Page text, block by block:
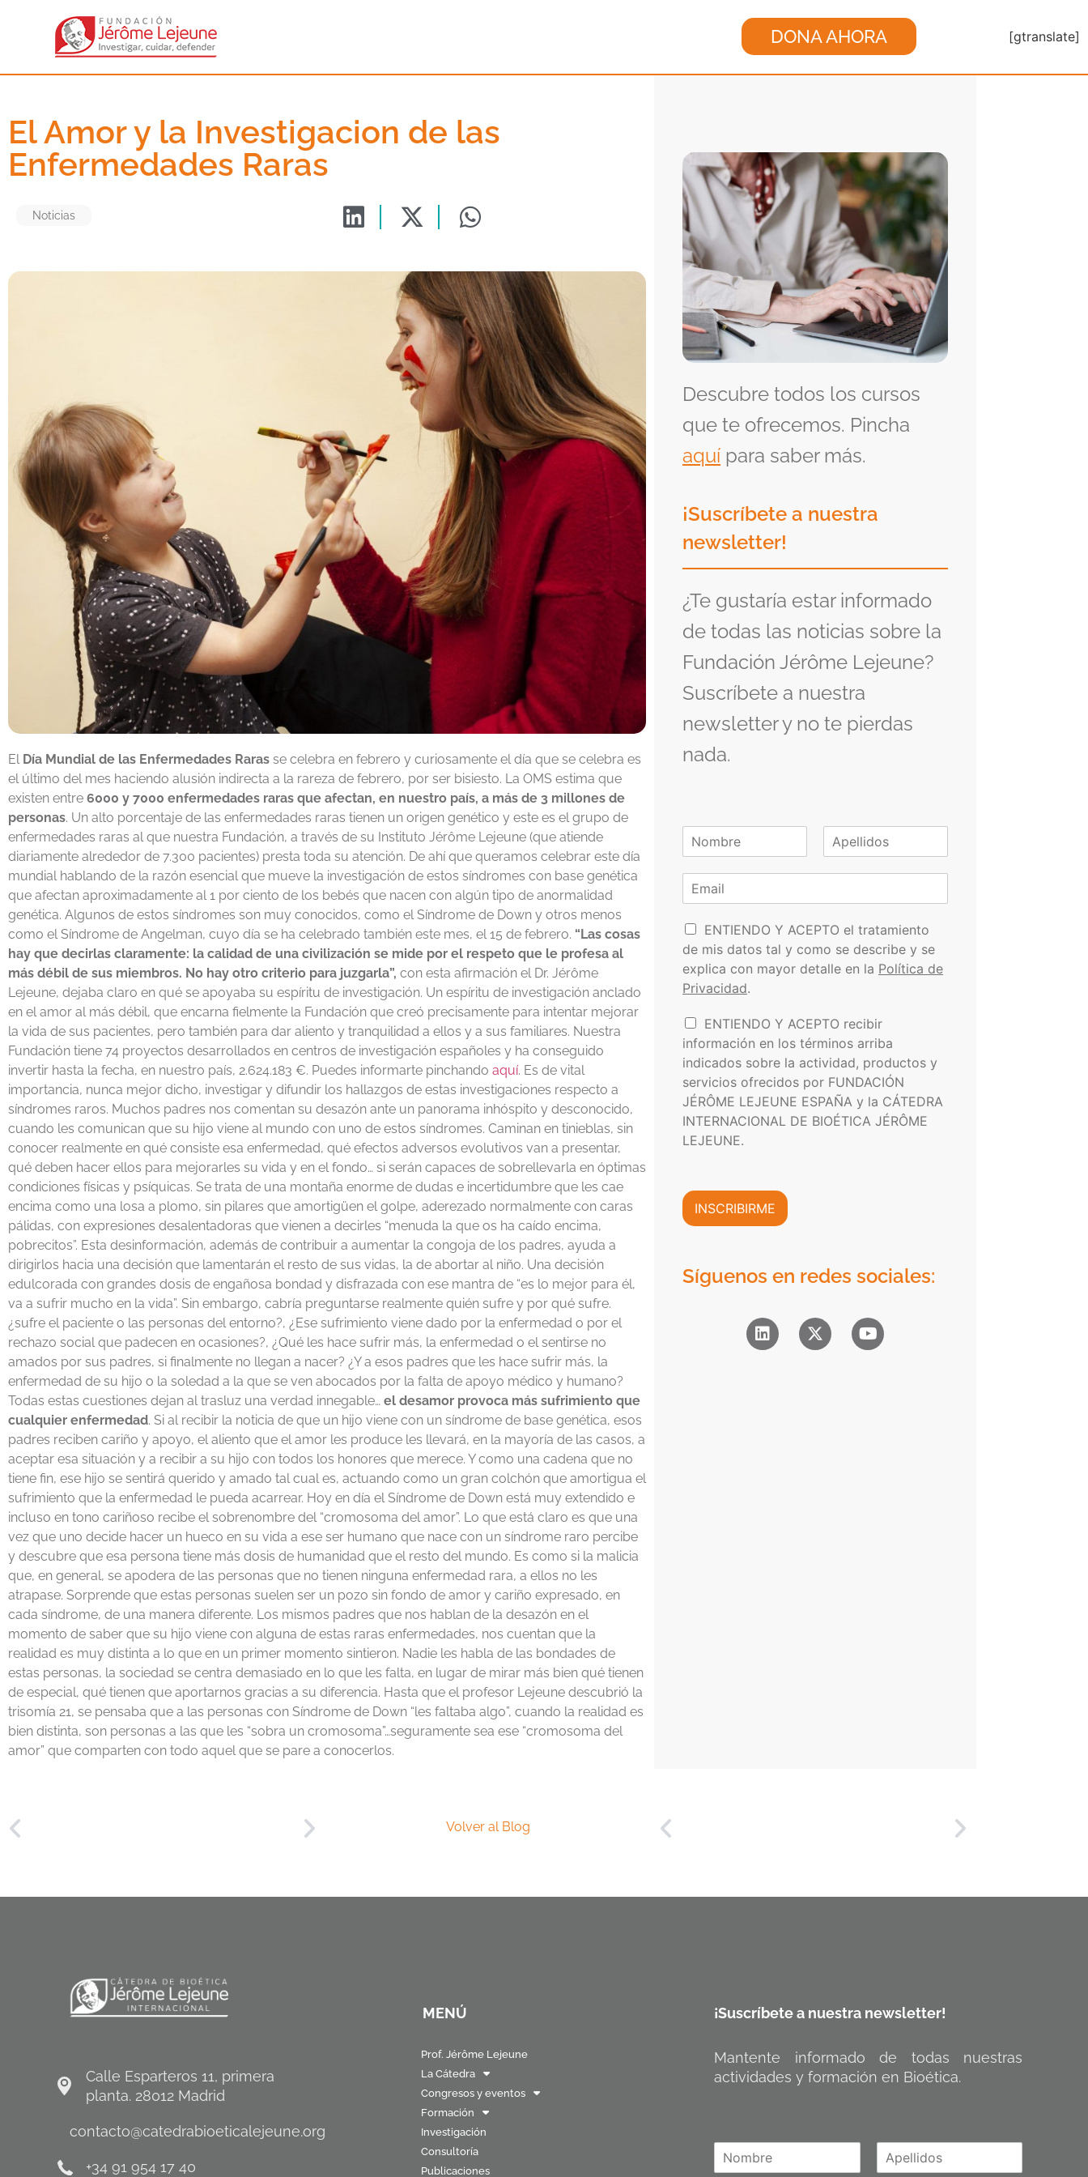
DONA AHORA [gtranslate]
El Amor y la Investigacion de las
Enfermedades Raras
Noticias
El Día Mundial de las Enfermedades Raras se celebra en febrero y curiosamente el día que se celebra es
el último del mes haciendo alusión indirecta a la rareza de febrero, por ser bisiesto. La OMS estima que
existen entre 6000 y 7000 enfermedades raras que afectan, en nuestro país, a más de 3 millones de
personas. Un alto porcentaje de las enfermedades raras tienen un origen genético y este es el grupo de
enfermedades raras al que nuestra Fundación, a través de su Instituto Jérôme Lejeune (que atiende
diariamente alrededor de 7.300 pacientes) presta toda su atención. De ahí que queramos celebrar este día
mundial hablando de la razón esencial que mueve la investigación de estos síndromes con base genética
que afectan aproximadamente al 1 por ciento de los bebés que nacen con algún tipo de anormalidad
genética. Algunos de estos síndromes son muy conocidos, como el Síndrome de Down y otros menos
como el Síndrome de Angelman, cuyo día se ha celebrado también este mes, el 15 de febrero. “Las cosas
hay que decirlas claramente: la calidad de una civilización se mide por el respeto que le profesa al
más débil de sus miembros. No hay otro criterio para juzgarla”, con esta afirmación el Dr. Jérôme
Lejeune, dejaba claro en qué se apoyaba su espíritu de investigación. Un espíritu de investigación anclado
en el amor al más débil, que encarna fielmente la Fundación que creó precisamente para intentar mejorar
la vida de sus pacientes, pero también para dar aliento y tranquilidad a ellos y a sus familiares. Nuestra
Fundación tiene 74 proyectos desarrollados en centros de investigación españoles y ha conseguido
invertir hasta la fecha, en nuestro país, 2.624.183 €. Puedes informarte pinchando aquí. Es de vital
importancia, nunca mejor dicho, investigar y difundir los hallazgos de estas investigaciones respecto a
síndromes raros. Muchos padres nos comentan su desazón ante un panorama inhóspito y desconocido,
cuando les comunican que su hijo viene al mundo con uno de estos síndromes. Caminan en tinieblas, sin
conocer realmente en qué consiste esa enfermedad, qué efectos adversos evolutivos van a presentar,
qué deben hacer ellos para mejorarles su vida y en el fondo… si serán capaces de sobrellevarla en óptimas
condiciones físicas y psíquicas. Se trata de una montaña enorme de dudas e incertidumbre que les cae
encima como una losa a plomo, sin pilares que amortigüen el golpe, aderezado normalmente con caras
pálidas, con expresiones desalentadoras que vienen a decirles “menuda la que os ha caído encima,
pobrecitos”. Esta desinformación, además de contribuir a aumentar la congoja de los padres, ayuda a
dirigirlos hacia una decisión que lamentarán el resto de sus vidas, la de abortar al niño. Una decisión
edulcorada con grandes dosis de engañosa bondad y disfrazada con ese mantra de “es lo mejor para él,
va a sufrir mucho en la vida”. Sin embargo, cabría preguntarse realmente quién sufre y por qué sufre.
¿sufre el paciente o las personas del entorno?, ¿Ese sufrimiento viene dado por la enfermedad o por el
rechazo social que padecen en ocasiones?, ¿Qué les hace sufrir más, la enfermedad o el sentirse no
amados por sus padres, si finalmente no llegan a nacer? ¿Y a esos padres que les hace sufrir más, la
enfermedad de su hijo o la soledad a la que se ven abocados por la falta de apoyo médico y humano?
Todas estas cuestiones dejan al trasluz una verdad innegable… el desamor provoca más sufrimiento que
cualquier enfermedad. Si al recibir la noticia de que un hijo viene con un síndrome de base genética, esos
padres reciben cariño y apoyo, el aliento que el amor les produce les llevará, en la mayoría de las casos, a
aceptar esa situación y a recibir a su hijo con todos los honores que merece. Y como una cadena que no
tiene fin, ese hijo se sentirá querido y amado tal cual es, actuando como un gran colchón que amortigua el
sufrimiento que la enfermedad le pueda acarrear. Hoy en día el Síndrome de Down está muy extendido e
incluso en tono cariñoso recibe el sobrenombre del “cromosoma del amor”. Lo que está claro es que una
vez que uno decide hacer un hueco en su vida a ese ser humano que nace con un síndrome raro percibe
y descubre que esa persona tiene más dosis de humanidad que el resto del mundo. Es como si la malicia
que, en general, se apodera de las personas que no tienen ninguna enfermedad rara, a ellos no les
atrapase. Sorprende que estas personas suelen ser un pozo sin fondo de amor y cariño expresado, en
cada síndrome, de una manera diferente. Los mismos padres que nos hablan de la desazón en el
momento de saber que su hijo viene con alguna de estas raras enfermedades, nos cuentan que la
realidad es muy distinta a lo que en un primer momento sintieron. Nadie les habla de las bondades de
estas personas, la sociedad se centra demasiado en lo que les falta, en lugar de mirar más bien qué tienen
de especial, qué tienen que aportarnos gracias a su diferencia. Hasta que el profesor Lejeune descubrió la
trisomía 21, se pensaba que a las personas con Síndrome de Down “les faltaba algo”, cuando la realidad es
bien distinta, son personas a las que les “sobra un cromosoma”…seguramente sea ese “cromosoma del
amor” que comparten con todo aquel que se pare a conocerlos.
Descubre todos los cursos
que te ofrecemos. Pincha
aquí para saber más.
¡Suscríbete a nuestra
newsletter!
¿Te gustaría estar informado
de todas las noticias sobre la
Fundación Jérôme Lejeune?
Suscríbete a nuestra
newsletter y no te pierdas
nada.
*
o
b
e
p
l
i
o
s
r
e
e
l
c
t
r
n
i
c
o
P
o
l
í
t
c
a
d
e
P
r
i
v
d
a
ENTIENDO Y ACEPTO el tratamiento
de mis datos tal y como se describe y se
explica con mayor detalle en la Política de
Privacidad.
I
n
f
o
r
m
a
c
i
C
o
m
c
ENTIENDO Y ACEPTO recibir
información en los términos arriba
indicados sobre la actividad, productos y
servicios ofrecidos por FUNDACIÓN
JÉRÔME LEJEUNE ESPAÑA y la CÁTEDRA
INTERNACIONAL DE BIOÉTICA JÉRÔME
LEJEUNE.
INSCRIBIRME
Síguenos en redes sociales:
Volver al Blog
Calle Esparteros 11, primera
planta. 28012 Madrid
contacto@catedrabioeticalejeune.org
+34 91 954 17 40
MENÚ
Prof. Jérôme Lejeune
La Cátedra
Congresos y eventos
Formación
Investigación
Consultoría
Publicaciones
¡Suscríbete a nuestra newsletter!
Mantente informado de todas nuestras
actividades y formación en Bioética.